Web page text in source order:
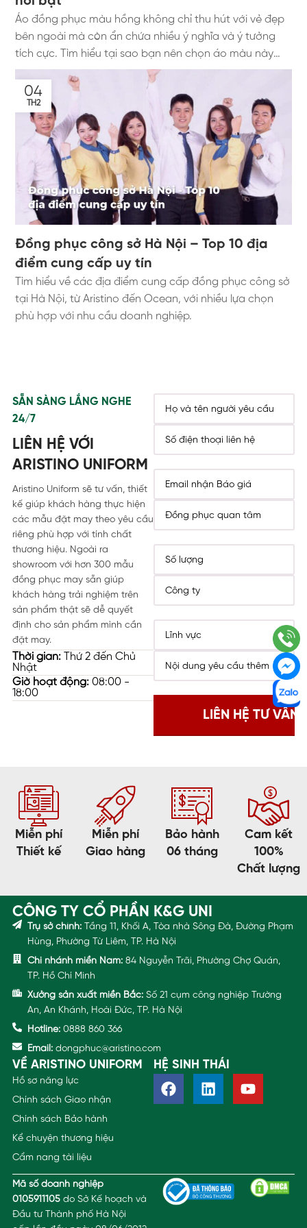
quyền lực nhất trên thương trường. Một bộ suit may đo
sắc nét, phẳng phiu sẽ phát đi tín hiệu về sự kỷ luật,
nền tảng tài chính vững chắc và tư duy quản trị xuất
cho lãnh đạo làm món quà tri ân. Chúng tôi muốn
đồng hành cùng các CEO trên hành trình kiến tạo sự vĩ
đại. 2. Chi Tiết Gói Quà Tặng "Đặc Quyền 50 Bộ Suit"
Chương trình khuyến mãi này không mang tính đại trà.
Nó là một trải nghiệm dịch vụ B2B hạng thương gia mà
Aristino Uniform thiết kế riêng cho các đối tác chiến
lược. Chi tiết gói quà tặng bao gồm: Số lượng giới hạn:
Chỉ duy nhất 50 bộ Suit (Áo Vest + Quần...
Áo đồng phục màu hồng không chỉ thu hút với vẻ đẹp
bên ngoài mà còn ẩn chứa nhiều ý nghĩa và ý tưởng
tích cực. Tìm hiểu tại sao bạn nên chọn áo màu này
cho tổ chức.
04
TH2
Đồng phục công sở Hà Nội – Top 10 địa
điểm cung cấp uy tín
Tìm hiểu về các địa điểm cung cấp đồng phục công sở
tại Hà Nội, từ Aristino đến Ocean, với nhiều lựa chọn
phù hợp với nhu cầu doanh nghiệp.
SẴN SÀNG LẮNG NGHE
24/7
LIÊN HỆ VỚI
ARISTINO UNIFORM
Aristino Uniform sẽ tư vấn, thiết
kế giúp khách hàng thực hiện
các mẫu đặt may theo yêu cầu
riêng phù hợp với tính chất
thương hiệu. Ngoài ra
showroom với hơn 300 mẫu
đồng phục may sẵn giúp
khách hàng trải nghiệm trên
sản phẩm thật sẽ dễ quyết
định cho sản phẩm mình cần
đặt may.
Thời gian:Thứ 2 đến Chủ
Nhật
Giờ hoạt động:08:00 -
18:00
Miễn phí
Thiết kế
Miễn phí
Giao hàng
Bảo hành
06 tháng
Cam kết
100%
Chất lượng
CÔNG TY CỔ PHẦN K&G UNI
Trụ sở chính: Tầng 11, Khối A, Tòa nhà Sông Đà, Đường Phạm
Hùng, Phường Từ Liêm, TP. Hà Nội
Chi nhánh miền Nam: 84 Nguyễn Trãi, Phường Chợ Quán,
TP. Hồ Chí Minh
Xưởng sản xuất miền Bắc: Số 21 cụm công nghiệp Trường
An, An Khánh, Hoài Đức, TP. Hà Nội
Hotline: 0888 860 366
Email: dongphuc@aristino.com
VỀ ARISTINO UNIFORM
Hồ sơ năng lực
Chính sách Giao nhận
Chính sách Bảo hành
Kể chuyện thương hiệu
Cẩm nang tài liệu
HỆ SINH THÁI
Mã số doanh nghiệp
0105911105do Sở Kế hoạch và
Đầu tư Thành phố Hà Nội